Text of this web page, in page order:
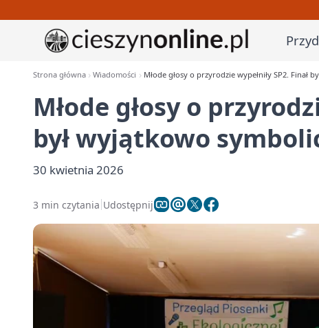
Strona główna Wiadomości Młode głosy o przyrodzie wypełniły SP2. Finał
Młode głosy o
był wyjątkowo
30 kwietnia 2026
3 min czytania Udostępnij